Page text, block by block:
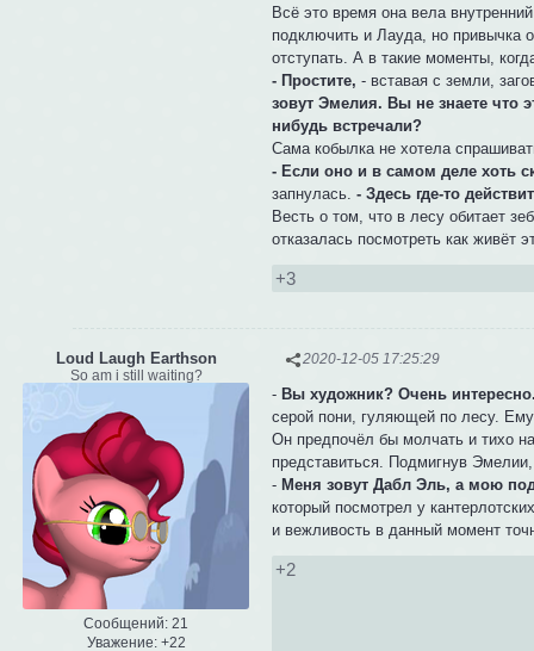
Всё это время она вела
подключить и Лауда, но привычка
отступать. А в такие моменты,
- Простите, - вставая с земли,
зовут Эмелия. Вы не знаете что
нибудь встречали?
Сама кобылка не хотела
- Если оно и в самом деле хоть
запнулась.- Здесь где-то
Весть о том, что в лесу обитает
отказалась посмотреть как живёт
+3
2020-12-05 17:25:29
Loud Laugh Earthson
So am i still waiting?
Сообщений: 21
Уважение: +22
- Вы художник? Очень
серой пони, гуляющей по лесу. Ему
Он предпочёл бы молчать и тихо
представиться. Подмигнув
- Меня зовут Дабл Эль, а мою
который посмотрел у
и вежливость в данный момент
+2